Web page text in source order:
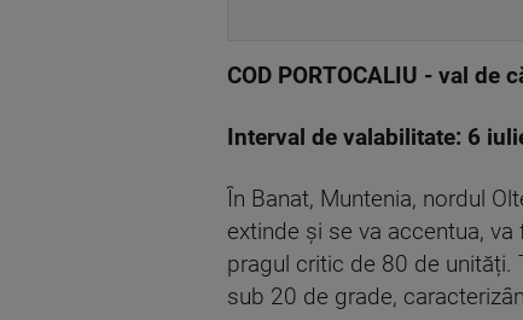
COD PORTOCALIU - val
Interval de valabilitate: 6
În Banat, Muntenia, nordul
extinde și se va accentua,
pragul critic de 80 de unități.
sub 20 de grade,